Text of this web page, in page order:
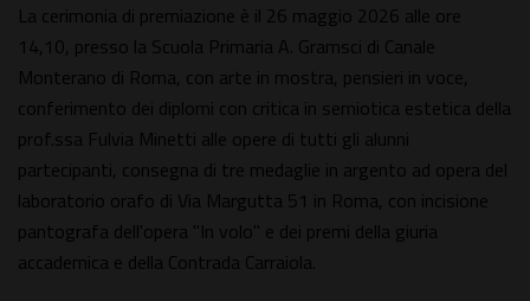
La cerimonia di premiazione è il 26 maggio 2026 alle ore
14,10, presso la Scuola Primaria A. Gramsci di Canale
Monterano di Roma, con arte in mostra, pensieri in voce,
conferimento dei diplomi con critica in semiotica estetica della
prof.ssa Fulvia Minetti alle opere di tutti gli alunni
partecipanti, consegna di tre medaglie in argento ad opera del
laboratorio orafo di Via Margutta 51 in Roma, con incisione
pantografa dell'opera "In volo" e dei premi della giuria
accademica e della Contrada Carraiola.